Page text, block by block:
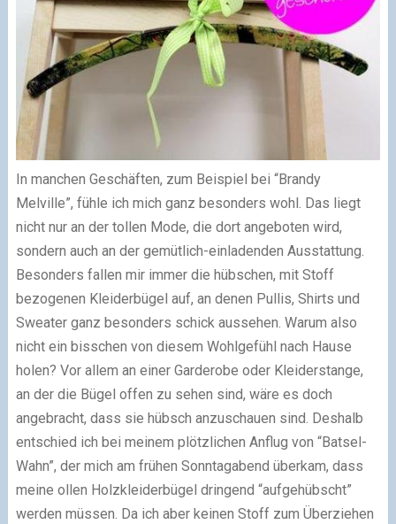
In manchen Geschäften, zum Beispiel bei “Brandy
Melville”, fühle ich mich ganz besonders wohl. Das liegt
nicht nur an der tollen Mode, die dort angeboten wird,
sondern auch an der gemütlich-einladenden Ausstattung.
Besonders fallen mir immer die hübschen, mit Stoff
bezogenen Kleiderbügel auf, an denen Pullis, Shirts und
Sweater ganz besonders schick aussehen. Warum also
nicht ein bisschen von diesem Wohlgefühl nach Hause
holen? Vor allem an einer Garderobe oder Kleiderstange,
an der die Bügel offen zu sehen sind, wäre es doch
angebracht, dass sie hübsch anzuschauen sind. Deshalb
entschied ich bei meinem plötzlichen Anflug von “Batsel-
Wahn”, der mich am frühen Sonntagabend überkam, dass
meine ollen Holzkleiderbügel dringend “aufgehübscht”
werden müssen. Da ich aber keinen Stoff zum Überziehen